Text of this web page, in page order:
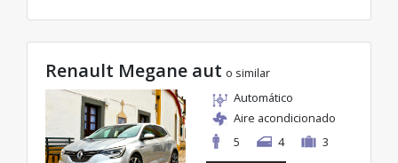
Renault Megane aut o similar
Automático
Aire acondicionado
5
4 3